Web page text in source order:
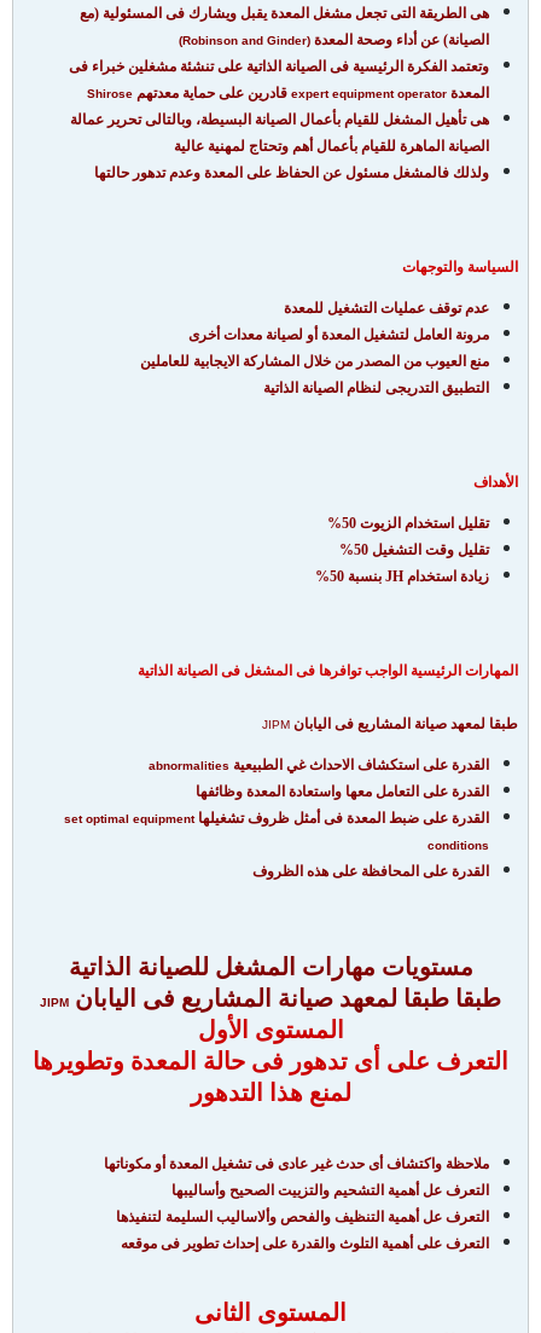
هى الطريقة التى تجعل مشغل المعدة يقبل ويشارك فى المسئولية (مع
الصيانة) عن أداء وصحة المعدة (Robinson and Ginder)
وتعتمد الفكرة الرئيسية فى الصيانة الذاتية على تنشئة مشغلين خبراء فى
المعدة expert equipment operator قادرين على حماية معدتهم Shirose
هى تأهيل المشغل للقيام بأعمال الصيانة البسيطة، وبالتالى تحرير عمالة
الصيانة الماهرة للقيام بأعمال أهم وتحتاج لمهنية عالية
ولذلك فالمشغل مسئول عن الحفاظ على المعدة وعدم تدهور حالتها
السياسة والتوجهات
عدم توقف عمليات التشغيل للمعدة
مرونة العامل لتشغيل المعدة أو لصيانة معدات أخرى
منع العيوب من المصدر من خلال المشاركة الايجابية للعاملين
التطبيق التدريجى لنظام الصيانة الذاتية
الأهداف
تقليل استخدام الزيوت 50%
تقليل وقت التشغيل 50%
زيادة استخدام JH بنسبة 50%
المهارات الرئيسية الواجب توافرها فى المشغل فى الصيانة الذاتية
طبقا لمعهد صيانة المشاريع فى اليابان JIPM
القدرة على استكشاف الاحداث غي الطبيعية abnormalities
القدرة على التعامل معها واستعادة المعدة وظائفها
القدرة على ضبط المعدة فى أمثل ظروف تشغيلهاset optimal equipment
conditions
القدرة على المحافظة على هذه الظروف
مستويات مهارات المشغل للصيانة الذاتية
طبقا طبقا لمعهد صيانة المشاريع فى اليابان JIPM
المستوى الأول
التعرف على أى تدهور فى حالة المعدة وتطويرها
لمنع هذا التدهور
ملاحظة واكتشاف أى حدث غير عادى فى تشغيل المعدة أو مكوناتها
التعرف عل أهمية التشحيم والتزييت الصحيح وأساليبها
التعرف عل أهمية التنظيف والفحص وألاساليب السليمة لتنفيذها
التعرف على أهمية التلوث والقدرة على إحداث تطوير فى موقعه
المستوى الثانى